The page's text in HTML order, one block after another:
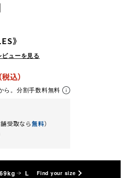
》
ビューを見る
ら。分割手数料無料
受取なら無料）
L Find your size